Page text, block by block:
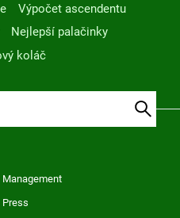
Výpočet ascendentu
Nejlepší palačinky
koláč
Management
Press